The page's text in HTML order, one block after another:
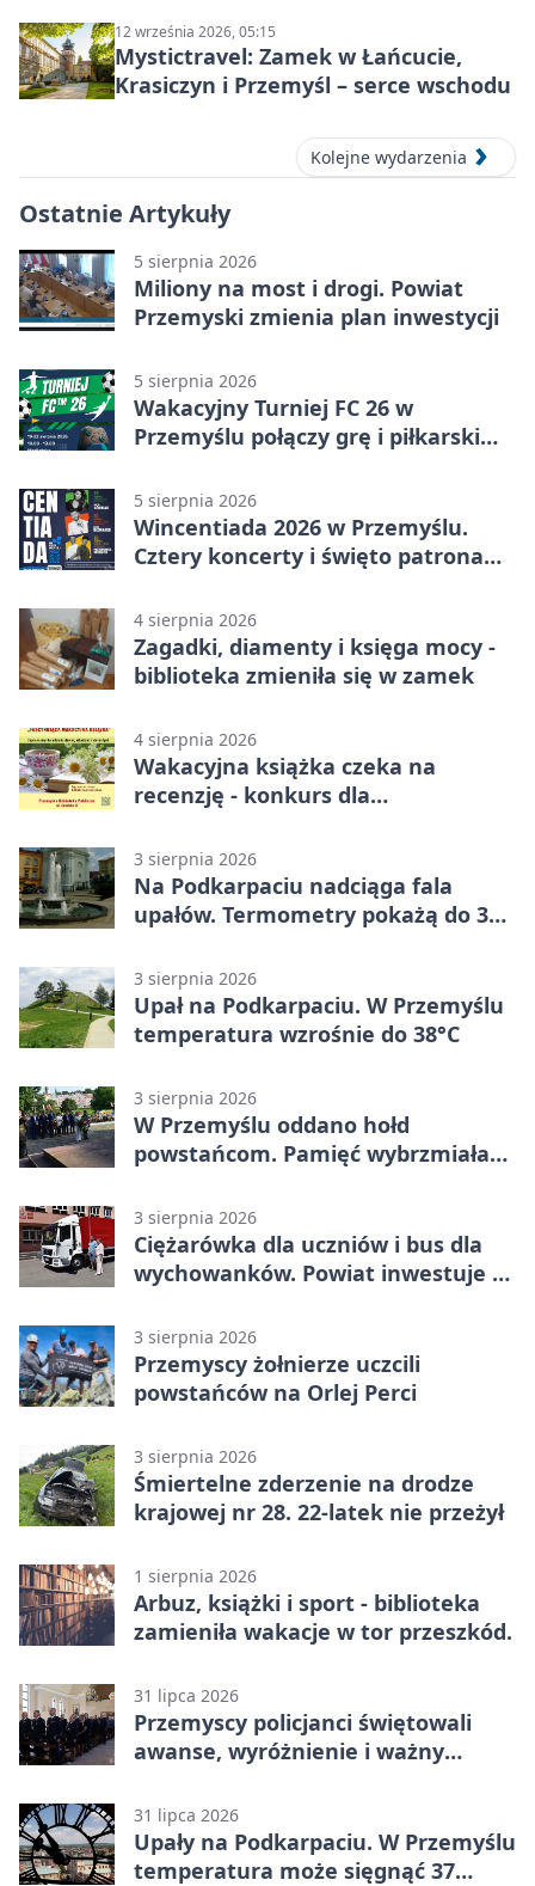
12 września 2026, 05:15
Mystictravel: Zamek w Łańcucie,
Krasiczyn i Przemyśl – serce wschodu
Kolejne wydarzenia
Ostatnie Artykuły
5 sierpnia 2026
Miliony na most i drogi. Powiat
Przemyski zmienia plan inwestycji
5 sierpnia 2026
Wakacyjny Turniej FC 26 w
Przemyślu połączy grę i piłkarski
5 sierpnia 2026
Wincentiada 2026 w Przemyślu.
Cztery koncerty i święto patrona
4 sierpnia 2026
Zagadki, diamenty i księga mocy -
biblioteka zmieniła się w zamek
4 sierpnia 2026
Wakacyjna książka czeka na
recenzję - konkurs dla
3 sierpnia 2026
Na Podkarpaciu nadciąga fala
upałów. Termometry pokażą do 36
3 sierpnia 2026
Upał na Podkarpaciu. W Przemyślu
temperatura wzrośnie do 38°C
3 sierpnia 2026
W Przemyślu oddano hołd
powstańcom. Pamięć wybrzmiała
3 sierpnia 2026
Ciężarówka dla uczniów i bus dla
wychowanków. Powiat inwestuje w
3 sierpnia 2026
Przemyscy żołnierze uczcili
powstańców na Orlej Perci
3 sierpnia 2026
Śmiertelne zderzenie na drodze
krajowej nr 28. 22-latek nie przeżył
1 sierpnia 2026
Arbuz, książki i sport - biblioteka
zamieniła wakacje w tor przeszkód.
31 lipca 2026
Przemyscy policjanci świętowali
awanse, wyróżnienie i ważny
31 lipca 2026
Upały na Podkarpaciu. W Przemyślu
temperatura może sięgnąć 37